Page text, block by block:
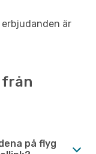
är
från
på flyg